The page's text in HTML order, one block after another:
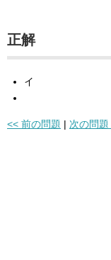
正解
イ
<< 前の問題 | 次の問題